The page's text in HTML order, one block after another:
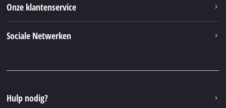
Onze klantenservice
Sociale Netwerken
Hulp nodig?